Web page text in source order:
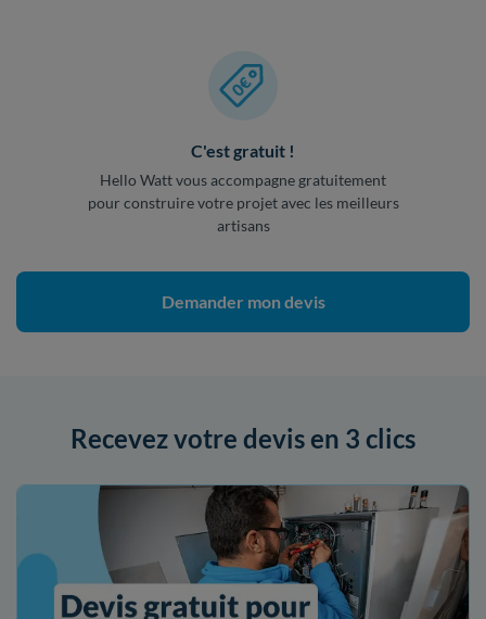
C'est gratuit !
Hello Watt vous accompagne gratuitement
pour construire votre projet avec les meilleurs
artisans
Demander mon devis
Recevez votre devis en 3 clics